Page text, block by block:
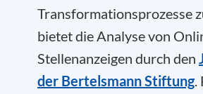
Transformationsprozesse
bietet die Analyse von
Stellenanzeigen durch den
der Bertelsmann Stiftung.